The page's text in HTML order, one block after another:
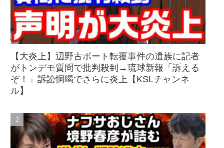
【大炎上】辺野古ボート転覆事件の遺族に記者
がトンデモ質問で批判殺到→琉球新報「訴える
ぞ！」訴訟恫喝でさらに炎上【KSLチャンネ
ル】